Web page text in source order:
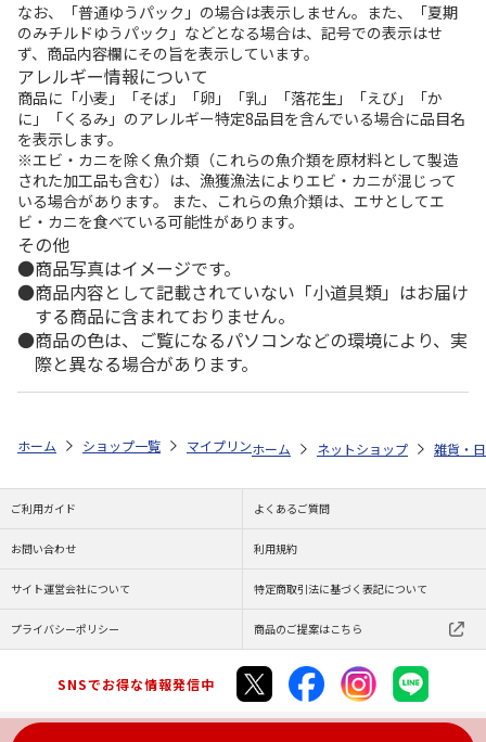
なお、「普通ゆうパック」の場合は表示しません。また、「夏期
のみチルドゆうパック」などとなる場合は、記号での表示はせ
ず、商品内容欄にその旨を表示しています。
アレルギー情報について
商品に「小麦」「そば」「卵」「乳」「落花生」「えび」「か
に」「くるみ」のアレルギー特定8品目を含んでいる場合に品目名
を表示します。
※エビ・カニを除く魚介類（これらの魚介類を原材料として製造
された加工品も含む）は、漁獲漁法によりエビ・カニが混じって
いる場合があります。 また、これらの魚介類は、エサとしてエ
ビ・カニを食べている可能性があります。
その他
商品写真はイメージです。
商品内容として記載されていない「小道具類」はお届け
する商品に含まれておりません。
商品の色は、ご覧になるパソコンなどの環境により、実
際と異なる場合があります。
ホーム ショップ一覧 マイプリント カーステッカー【キャバプー
ホーム ネットショップ 雑貨・
ご利用ガイド よくあるご質問
お問い合わせ 利用規約
サイト運営会社について 特定商取引法に基づく表記について
プライバシーポリシー 商品のご提案はこちら
SNSでお得な情報発信中